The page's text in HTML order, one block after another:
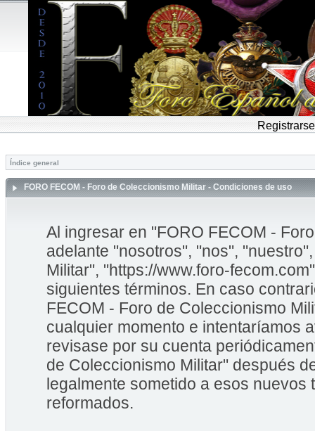
Registrarse
Índice general
FORO FECOM - Foro de Coleccionismo Militar - Condiciones de uso
Al ingresar en "FORO FECOM -
adelante "nosotros", "nos",
Militar", "https://www.foro-
siguientes términos. En caso
FECOM - Foro de Coleccionismo
cualquier momento e intentaríamos
revisase por su cuenta
de Coleccionismo Militar" después
legalmente sometido a esos
reformados.